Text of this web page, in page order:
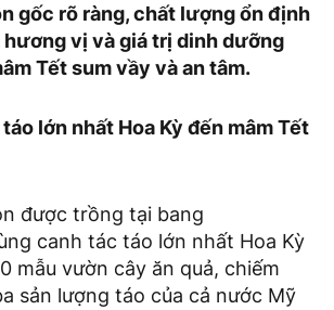
gốc rõ ràng, chất lượng ổn định
hương vị và giá trị dinh dưỡng
Tết sum vầy và an tâm.
lớn nhất Hoa Kỳ đến mâm Tết
được trồng tại bang
canh tác táo lớn nhất Hoa Kỳ
mẫu vườn cây ăn quả, chiếm
sản lượng táo của cả nước Mỹ